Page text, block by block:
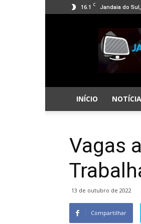
16.1 C Jandaia do Sul,
Jandaia
Online
INÍCIO
Vagas
13 de outubro de 2022
Compartilhar